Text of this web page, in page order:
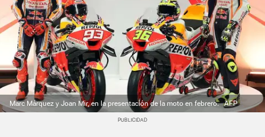
Marc Márquez y Joan Mir, en la presentación de la moto en febrero. AFP